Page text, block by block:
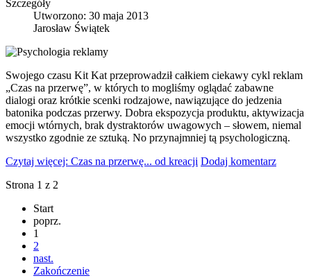
Szczegóły
Utworzono: 30 maja 2013
Jarosław Świątek
Swojego czasu Kit Kat przeprowadził całkiem ciekawy cykl reklam
„Czas na przerwę”, w których to mogliśmy oglądać zabawne
dialogi oraz krótkie scenki rodzajowe, nawiązujące do jedzenia
batonika podczas przerwy. Dobra ekspozycja produktu, aktywizacja
emocji wtórnych, brak dystraktorów uwagowych – słowem, niemal
wszystko zgodnie ze sztuką. No przynajmniej tą psychologiczną.
Czytaj więcej: Czas na przerwę... od kreacji Dodaj komentarz
Strona 1 z 2
Start
poprz.
1
2
nast.
Zakończenie